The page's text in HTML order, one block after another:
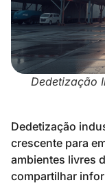
Dedetização
Dedetização
crescente para
ambientes livres
compartilhar